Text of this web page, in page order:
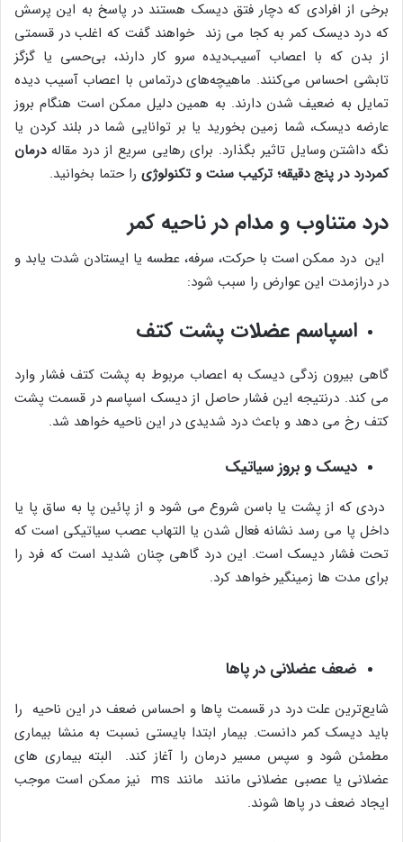
برخی از افرادی که دچار فتق دیسک هستند در پاسخ به این پرسش
که درد دیسک کمر به کجا می زند خواهند گفت که اغلب در قسمتی
از بدن که با اعصاب آسیب‌دیده سرو کار دارند، بی‌حسی یا گزگز
تابشی احساس می‌کنند. ماهیچه‌های درتماس با اعصاب آسیب دیده
تمایل به ضعیف شدن دارند. به همین دلیل ممکن است هنگام بروز
عارضه دیسک، شما زمین بخورید یا بر توانایی شما در بلند کردن یا
نگه داشتن وسایل تاثیر بگذارد. برای رهایی سریع از درد مقالهدرمان
کمردرد در پنج دقیقه؛ ترکیب سنت و تکنولوژی را حتما بخوانید.
درد متناوب و مدام در ناحیه کمر
این درد ممکن است با حرکت، سرفه، عطسه یا ایستادن شدت یابد و
در درازمدت این عوارض را سبب شود:
اسپاسم عضلات پشت کتف
گاهی بیرون زدگی دیسک به اعصاب مربوط به پشت کتف فشار وارد
می کند. درنتیجه این فشار حاصل از دیسک اسپاسم در قسمت پشت
کتف رخ می دهد و باعث درد شدیدی در این ناحیه خواهد شد.
دیسک و بروز سیاتیک
دردی که از پشت یا باسن شروع می شود و از پائین پا به ساق پا یا
داخل پا می رسد نشانه فعال شدن یا التهاب عصب سیاتیکی است که
تحت فشار دیسک است. این درد گاهی چنان شدید است که فرد را
برای مدت ها زمینگیر خواهد کرد.
ضعف عضلانی در پاها
شایع‌ترین علت درد در قسمت پاها و احساس ضعف در این ناحیه را
باید دیسک کمر دانست. بیمار ابتدا بایستی نسبت به منشا بیماری
مطمئن شود و سپس مسیر درمان را آغاز کند. البته بیماری های
عضلانی یا عصبی عضلانی مانند مانند ‏ms نیز ممکن است موجب
ایجاد ضعف در پاها شوند.